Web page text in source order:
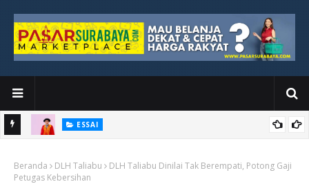
ESSAI
Tidak Berhenti di Panggung Wisuda
Beranda DLH Taliabu
DLH Taliabu Dinilai Tak Berempati, Potong Gaji
Petugas Kebersihan